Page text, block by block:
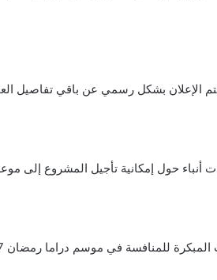
الإعلان بشكل رسمي عن باقي تفاصيل
حول إمكانية تأجيل المشروع إلى
للمنافسة في موسم دراما رمضان 2027.